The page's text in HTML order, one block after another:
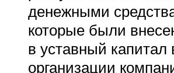
денежными
которые были
в уставный капитал
организации